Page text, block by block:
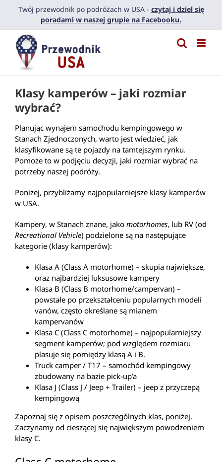
PrzejdźTwój przewodnik po podróżach w USA - czytaj i dziel się
poradami w naszej grupie na Facebooku.
Klasy kamperów – jaki rozmiar
wybrać?
Planując wynajem samochodu kempingowego w
Stanach Zjednoczonych, warto jest wiedzieć, jak
klasyfikowane są te pojazdy na tamtejszym rynku.
Pomoże to w podjęciu decyzji, jaki rozmiar wybrać na
potrzeby naszej podróży.
Poniżej, przybliżamy najpopularniejsze klasy kamperów
w USA.
Kampery, w Stanach znane, jako motorhomes, lub RV (od
Recreational Vehicle) podzielone są na następujące
kategorie (klasy kamperów):
Klasa A (Class A motorhome) – skupia największe,
oraz najbardziej luksusowe kampery
Klasa B (Class B motorhome/campervan) –
powstałe po przekształceniu popularnych modeli
vanów, często określane są mianem
kampervanów
Klasa C (Class C motorhome) – najpopularniejszy
segment kamperów; pod względem rozmiaru
plasuje się pomiędzy klasą A i B.
Truck camper / T17 – samochód kempingowy
zbudowany na bazie pick-up’a
Klasa J (Class J / Jeep + Trailer) – jeep z przyczepą
kempingową
Zapoznaj się z opisem poszczególnych klas, poniżej.
Zaczynamy od cieszącej się największym powodzeniem
klasy C.